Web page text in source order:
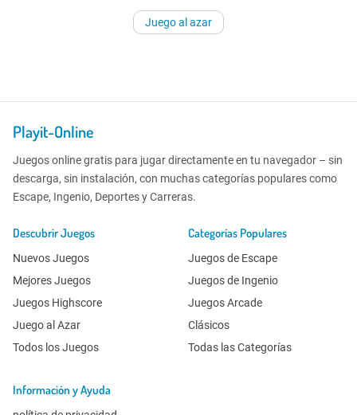
Juego al azar
Playit-Online
Juegos online gratis para jugar directamente en tu navegador – sin
descarga, sin instalación, con muchas categorías populares como
Escape, Ingenio, Deportes y Carreras.
Descubrir Juegos
Nuevos Juegos
Mejores Juegos
Juegos Highscore
Juego al Azar
Todos los Juegos
Categorías Populares
Juegos de Escape
Juegos de Ingenio
Juegos Arcade
Clásicos
Todas las Categorías
Información y Ayuda